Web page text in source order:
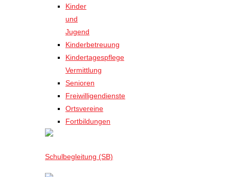
Kinder
und
Jugend
Kinderbetreuung
Kindertagespflege
Vermittlung
Senioren
Freiwilligendienste
Ortsvereine
Fortbildungen
Schulbegleitung (SB)